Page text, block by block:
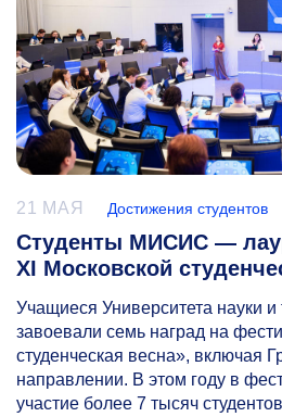
21 МАЯ Достижения студентов
Студенты МИСИС —
XI Московской
Учащиеся Университета науки
завоевали семь наград на
студенческая весна», включая
направлении. В этом году в
участие более 7 тысяч